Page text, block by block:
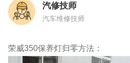
汽修技师
汽车维修技师
荣威350保养灯归零方法：